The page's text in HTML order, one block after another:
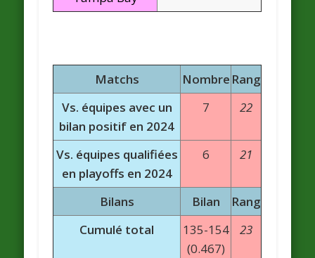
Matchs Nombre Rang
Vs. équipes avec un
bilan positif en 2024
7 22
Vs. équipes qualifiées
en playoffs en 2024
6 21
Bilans Bilan
Rang
Cumulé total
135-154
(0.467)
23